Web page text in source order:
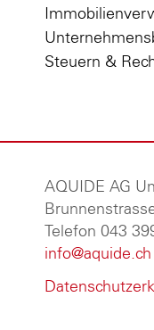
Steuern &
AQUIDE AG
Telefon 043
info@aquide.ch